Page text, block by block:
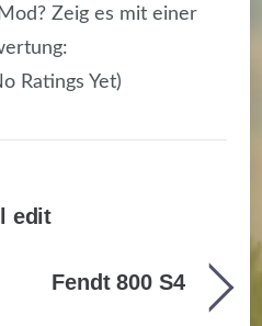
Zeig es mit einer
Ratings Yet)
edit
Fendt 800 S4